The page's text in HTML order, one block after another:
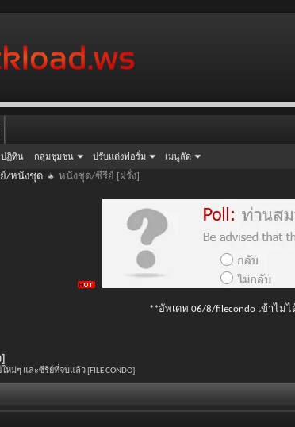
ปฏิทิน กลุ่มชุมชน ปรับแต่งฟอรั่ม เมนูลัด
/หนังชุด หนังชุด/ซีรีย์ [ฝรั่ง]
**อัพเดท 06/8/filecondo เข้าไ
ม่ๆ และซีรีย์ที่จบแล้ว [FILE CONDO]